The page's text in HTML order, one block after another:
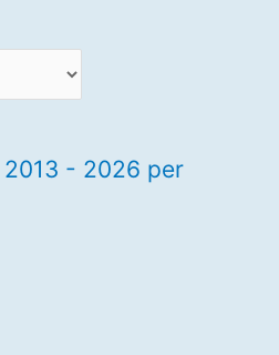
- 2026 per